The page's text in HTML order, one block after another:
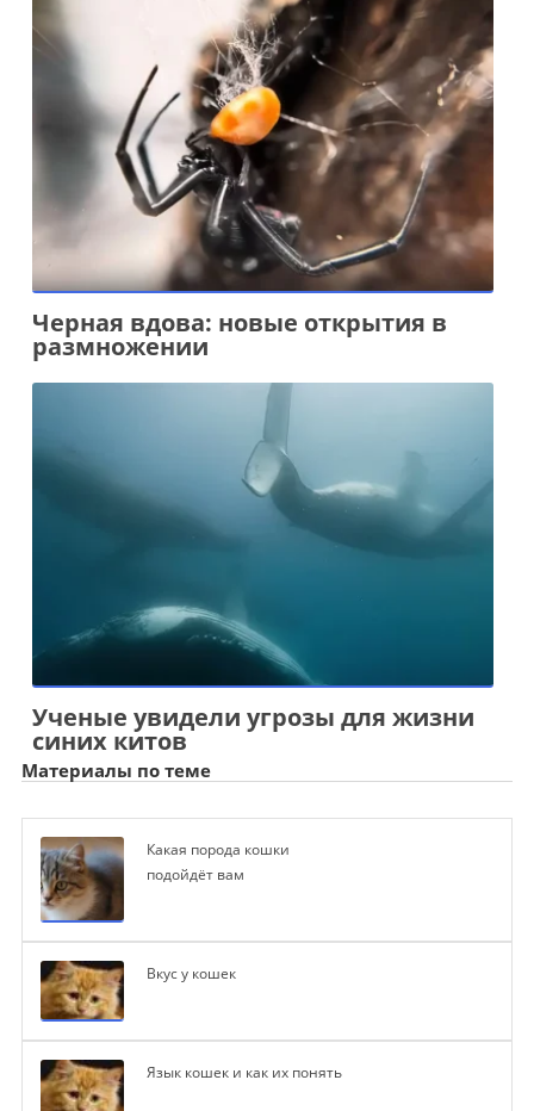
Черная вдова: новые открытия в
размножении
Ученые увидели угрозы для жизни
синих китов
Материалы по теме
Какая порода кошки
подойдёт вам
Вкус у кошек
Язык кошек и как их понять